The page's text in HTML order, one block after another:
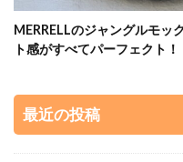
MERRELLのジャングルモッ
ト感がすべてパーフェクト！
最近の投稿